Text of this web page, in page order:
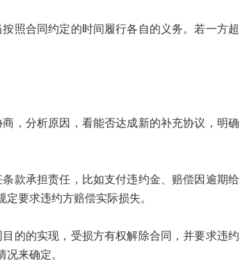
合同约定的时间履行各自的义务。若一方超
分析原因，看能否达成新的补充协议，明确
承担责任，比如支付违约金、赔偿因逾期给
要求违约方赔偿实际损失。
的实现，受损方有权解除合同，并要求违约
来确定。